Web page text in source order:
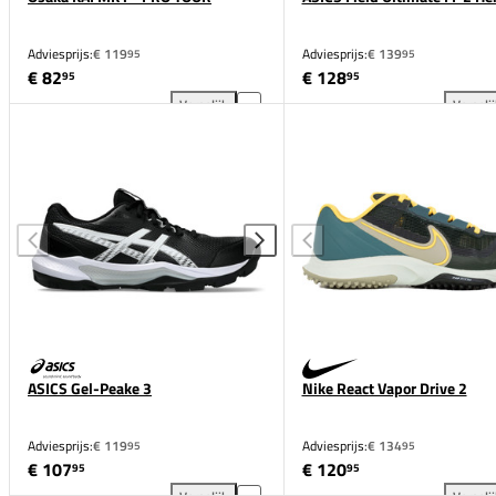
Adviesprijs:€ 11995
€ 8295
Vergelijk
Adviesprijs:€ 13995
€ 12895
ASICS Gel-Peake 3
Adviesprijs:€ 11995
€ 10795
Nike React Vapor Drive 2
Adviesprijs:€ 13495
€ 12095